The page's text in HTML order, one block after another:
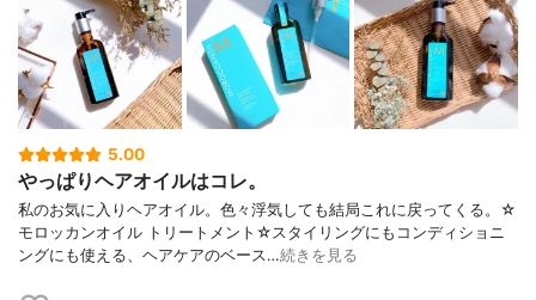
5.00
やっぱりヘアオイルはコレ。
私のお気に入りヘアオイル。色々浮気しても結局これに戻ってくる。☆
モロッカンオイル トリートメント☆スタイリングにもコンディショニ
ングにも使える、ヘアケアのベース…続きを見る